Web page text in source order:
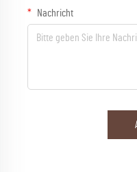
Nachricht